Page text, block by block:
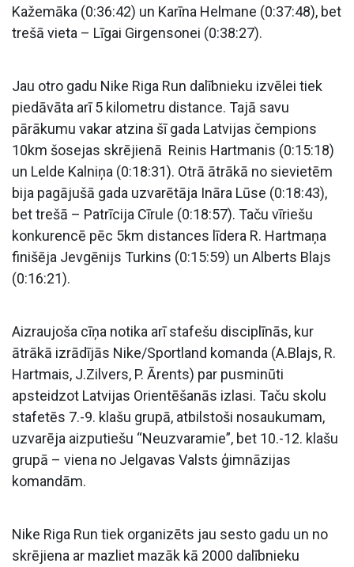
Kažemāka (0:36:42) un Karīna Helmane (0:37:48), bet
trešā vieta – Līgai Girgensonei (0:38:27).
Jau otro gadu Nike Riga Run dalībnieku izvēlei tiek
piedāvāta arī 5 kilometru distance. Tajā savu
pārākumu vakar atzina šī gada Latvijas čempions
10km šosejas skrējienā Reinis Hartmanis (0:15:18)
un Lelde Kalniņa (0:18:31). Otrā ātrākā no sievietēm
bija pagājušā gada uzvarētāja Ināra Lūse (0:18:43),
bet trešā – Patrīcija Cīrule (0:18:57). Taču vīriešu
konkurencē pēc 5km distances līdera R. Hartmaņa
finišēja Jevgēnijs Turkins (0:15:59) un Alberts Blajs
(0:16:21).
Aizraujoša cīņa notika arī stafešu disciplīnās, kur
ātrākā izrādījās Nike/Sportland komanda (A.Blajs, R.
Hartmais, J.Zilvers, P. Ārents) par pusminūti
apsteidzot Latvijas Orientēšanās izlasi. Taču skolu
stafetēs 7.-9. klašu grupā, atbilstoši nosaukumam,
uzvarēja aizputiešu “Neuzvaramie”, bet 10.-12. klašu
grupā – viena no Jelgavas Valsts ģimnāzijas
komandām.
Nike Riga Run tiek organizēts jau sesto gadu un no
skrējiena ar mazliet mazāk kā 2000 dalībnieku